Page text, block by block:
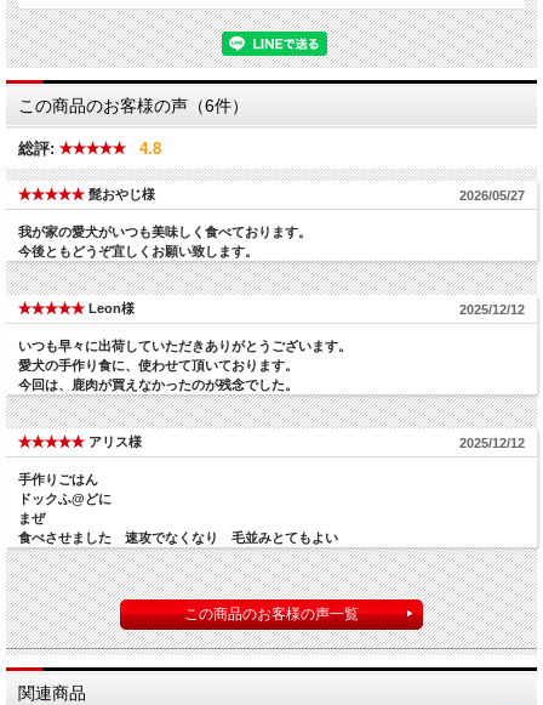
この商品のお客様の声（6件）
総評: 4.8
髭おやじ様 2026/05/27
我が家の愛犬がいつも美味しく食べております。
今後ともどうぞ宜しくお願い致します。
Leon様 2025/12/12
いつも早々に出荷していただきありがとうございます。
愛犬の手作り食に、使わせて頂いております。
今回は、鹿肉が買えなかったのが残念でした。
アリス様 2025/12/12
手作りごはん
ドックふ@どに
まぜ
食べさせました 速攻でなくなり 毛並みとてもよい
この商品のお客様の声一覧
関連商品